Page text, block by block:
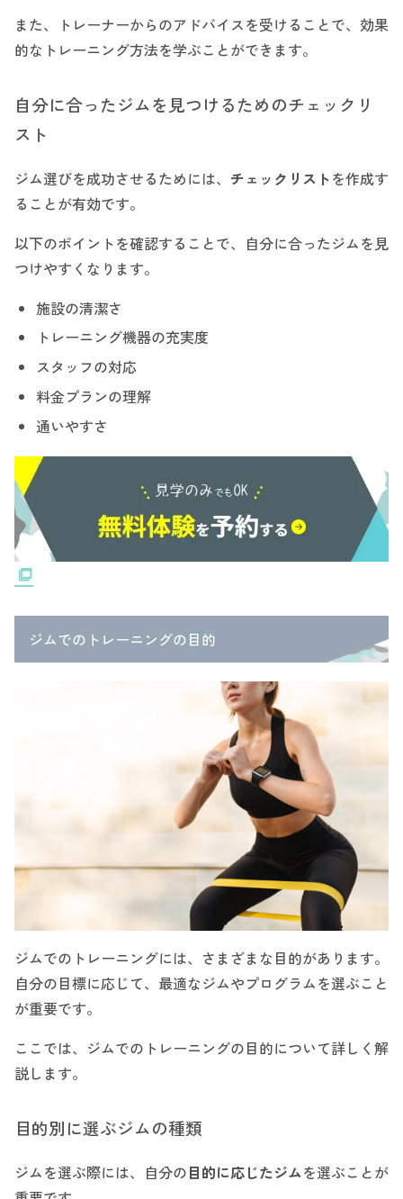
また、トレーナーからのアドバイスを受けることで、効果
的なトレーニング方法を学ぶことができます。
自分に合ったジムを見つけるためのチェックリ
スト
ジム選びを成功させるためには、 チェックリストを作成す
ることが有効です。
以下のポイントを確認することで、自分に合ったジムを見
つけやすくなります。
施設の清潔さ
トレーニング機器の充実度
スタッフの対応
料金プランの理解
通いやすさ
ジムでのトレーニングの目的
ジムでのトレーニングには、さまざまな目的があります。
自分の目標に応じて、最適なジムやプログラムを選ぶこと
が重要です。
ここでは、ジムでのトレーニングの目的について詳しく解
説します。
目的別に選ぶジムの種類
ジムを選ぶ際には、自分の目的に応じたジムを選ぶことが